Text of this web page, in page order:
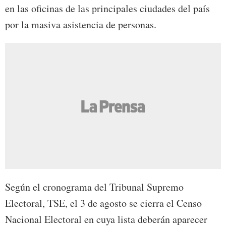
en las oficinas de las principales ciudades del país
por la masiva asistencia de personas.
Según el cronograma del Tribunal Supremo
Electoral, TSE, el 3 de agosto se cierra el Censo
Nacional Electoral en cuya lista deberán aparecer